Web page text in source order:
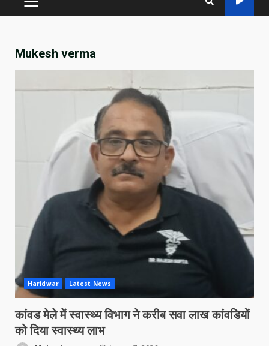
PRIMARY
Mukesh verma
Haridwar Latest News
कांवड मेले में स्वास्थ्य विभाग ने करीब सवा लाख कांवडियों
को दिया स्वास्थ्य लाभ